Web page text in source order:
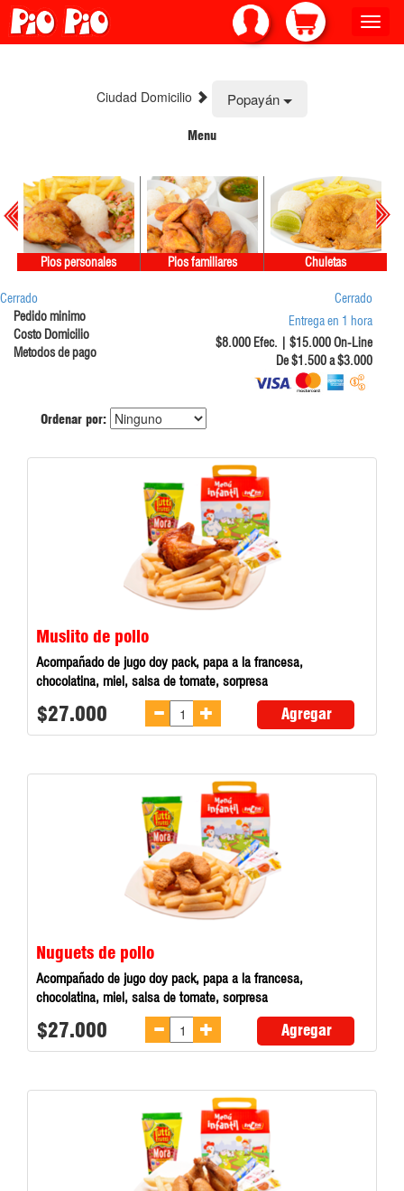
Toggle
Ciudad Domicilio Popayán
Menu
Pios personales Pios familiares Chuletas
Cerrado
Pedido minimo
Costo Domicilio
Metodos de pago
Cerrado
Entrega en 1 hora
$8.000 Efec. | $15.000 On-Line
De $1.500 a $3.000
Ordenar por:
Muslito de pollo
Acompañado de jugo doy pack, papa a la francesa,
chocolatina, miel, salsa de tomate, sorpresa
$27.000 Agregar
Nuguets de pollo
Acompañado de jugo doy pack, papa a la francesa,
chocolatina, miel, salsa de tomate, sorpresa
$27.000 Agregar